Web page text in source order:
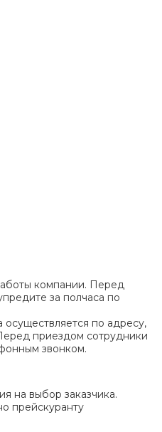
компании. Перед
за полчаса по
осуществляется по адресу,
приездом сотрудники
звонком.
на выбор заказчика.
прейскуранту